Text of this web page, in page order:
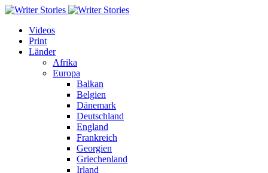
Videos
Print
Länder
Afrika
Europa
Balkan
Belgien
Dänemark
Deutschland
England
Frankreich
Georgien
Griechenland
Irland